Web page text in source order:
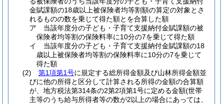
金賦課額の18歳以上被保険者均等割額の算定の対象とさ
れるものの数を乗じて得た額とを合算した額
ア
当該年度分の子ども・子育て支援納付金賦課額の被
保険者均等割の保険料率に10分の7を乗じて得た額
イ
当該年度分の子ども・子育て支援納付金賦課額の18
歳以上被保険者均等割の保険料率に10分の7を乗じて
得た額
(2)
第1項第1号に規定する総所得金額及び山林所得金額並
びに他の所得と区分して計算される所得の金額の合算額
が、地方税法第314条の2第2項第1号に定める金額(世帯
主等のうち給与所得者等の数が2以上の場合にあっては、